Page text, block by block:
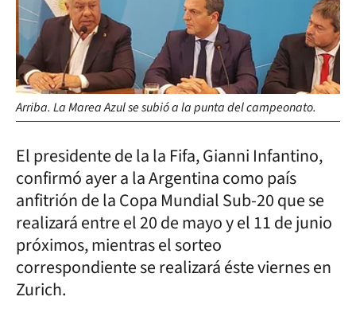
Arriba. La Marea Azul se subió a la punta del campeonato.
El presidente de la la Fifa, Gianni Infantino,
confirmó ayer a la Argentina como país
anfitrión de la Copa Mundial Sub-20 que se
realizará entre el 20 de mayo y el 11 de junio
próximos, mientras el sorteo
correspondiente se realizará éste viernes en
Zurich.